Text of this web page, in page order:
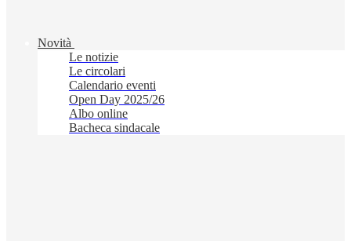
Novità
Le notizie
Le circolari
Calendario eventi
Open Day 2025/26
Albo online
Bacheca sindacale